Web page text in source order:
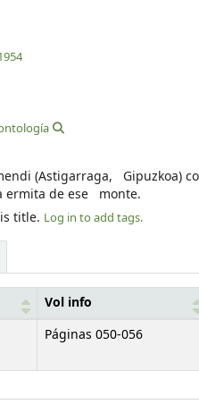
(Astigarraga, Gipuzkoa)
ermita de ese monte.
title. Log in to add tags.
Vol info
Páginas 050-056